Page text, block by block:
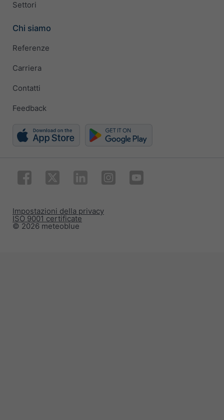
Settori
Chi siamo
Referenze
Carriera
Contatti
Feedback
© 2026 meteoblue
ISO 9001 certificate
Impostazioni della privacy